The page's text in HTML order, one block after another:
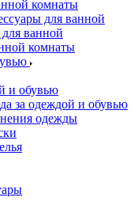
комнаты
для ванной
ванной
комнаты
и обувью
за одеждой и обувью
одежды